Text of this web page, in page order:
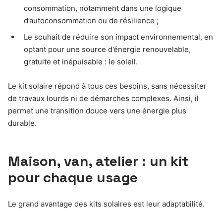
consommation, notamment dans une logique
d’autoconsommation ou de résilience ;
Le souhait de réduire son impact environnemental, en
optant pour une source d’énergie renouvelable,
gratuite et inépuisable : le soleil.
Le kit solaire répond à tous ces besoins, sans nécessiter
de travaux lourds ni de démarches complexes. Ainsi, il
permet une transition douce vers une énergie plus
durable.
Maison, van, atelier : un kit
pour chaque usage
Le grand avantage des kits solaires est leur adaptabilité.